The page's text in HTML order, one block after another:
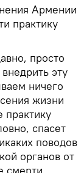
Армении
практику
просто
эту
ничего
жизни
спасет
поводов
органов от